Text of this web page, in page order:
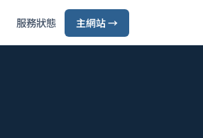
服務狀態 主網站 →